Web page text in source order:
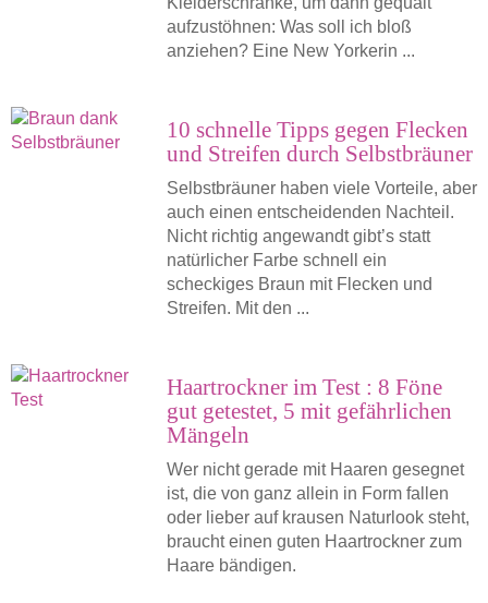
aufzustöhnen: Was soll ich bloß
anziehen? Eine New Yorkerin ...
10 schnelle Tipps gegen Flecken
und Streifen durch Selbstbräuner
Selbstbräuner haben viele Vorteile, aber
auch einen entscheidenden Nachteil.
Nicht richtig angewandt gibt’s statt
natürlicher Farbe schnell ein
scheckiges Braun mit Flecken und
Streifen. Mit den ...
Haartrockner im Test : 8 Föne
gut getestet, 5 mit gefährlichen
Mängeln
Wer nicht gerade mit Haaren gesegnet
ist, die von ganz allein in Form fallen
oder lieber auf krausen Naturlook steht,
braucht einen guten Haartrockner zum
Haare bändigen.